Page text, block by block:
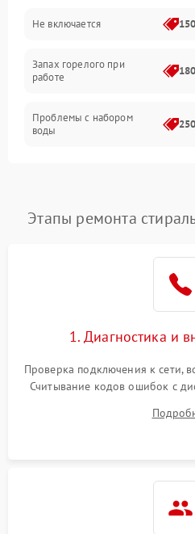
Не включается
Запах горелого при
работе
Проблемы с набором
воды
Замена платы управления
Этапы ремонта
1. Диагностика и
Проверка подключения к сети,
Считывание кодов ошибок с
выявления посторонних шумов,
электронного